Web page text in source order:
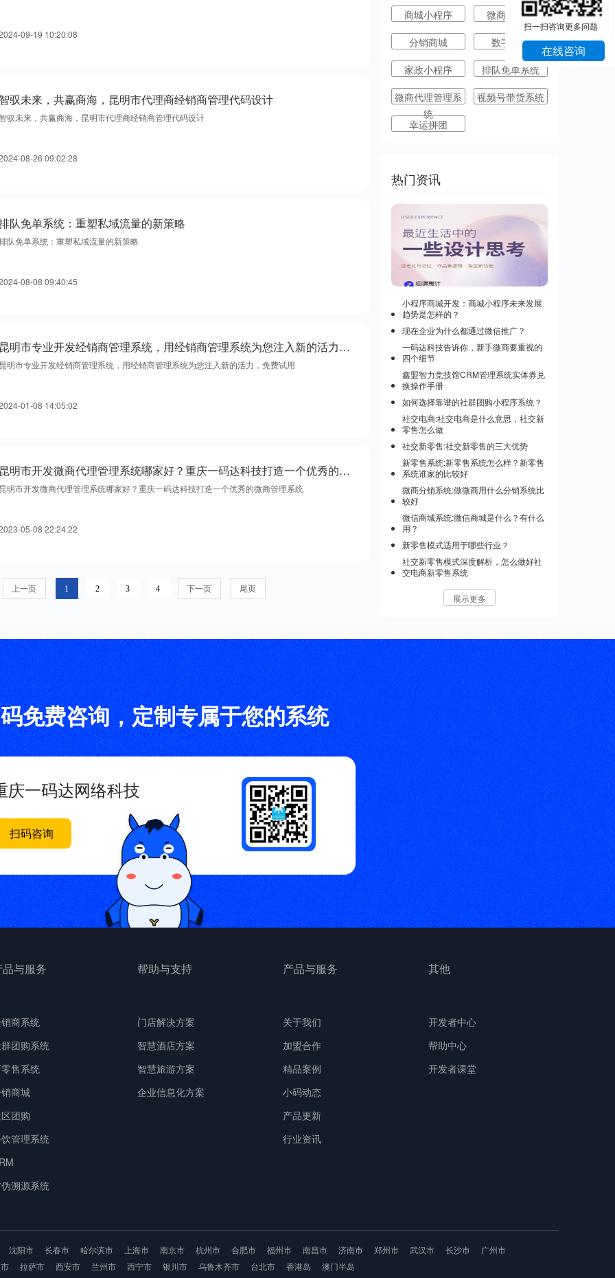
09-19 10:20:08
驭未来，共赢商海，昆明市代理商经销商管理代码设计
驭未来，共赢商海，昆明市代理商经销商管理代码设计
08-26 09:02:28
队免单系统：重塑私域流量的新策略
队免单系统：重塑私域流量的新策略
08-08 09:40:45
昆明市专业开发经销商管理系统，用经销商管理系统为您注入新的活力，免费试用
明市专业开发经销商管理系统，用经销商管理系统为您注入新的活力，免费试用
01-08 14:05:02
昆明市开发微商代理管理系统哪家好？重庆一码达科技打造一个优秀的微商管理系统
明市开发微商代理管理系统哪家好？重庆一码达科技打造一个优秀的微商管理系统
05-08 22:24:22
上一页 1 2 3 4 下一页 尾页
商城小程序
微商小程序
分销商城
数字云旅
家政小程序
排队免单系统
微商代理管理系
统
视频号带货系统
幸运拼团
热门资讯
小程序商城开发：商城小程序未来发展
趋势是怎样的？
现在企业为什么都通过微信推广？
一码达科技告诉你，新手微商要重视的
四个细节
鑫盟智力竞技馆CRM管理系统实体券兑
换操作手册
如何选择靠谱的社群团购小程序系统？
社交电商:社交电商是什么意思，社交新
零售怎么做
社交新零售:社交新零售的三大优势
新零售系统:新零售系统怎么样？新零售
系统谁家的比较好
微商分销系统:做微商用什么分销系统比
较好
微信商城系统:微信商城是什么？有什么
用？
新零售模式适用于哪些行业？
社交新零售模式深度解析，怎么做好社
交电商新零售系统
展示更多
免费咨询，定制专属于您的系统
庆一码达网络科技
扫码咨询
与服务
商系统
团购系统
售系统
商城
团购
管理系统
溯源系统
帮助与支持
门店解决方案
智慧酒店方案
智慧旅游方案
企业信息化方案
产品与服务
关于我们
加盟合作
精品案例
小码动态
产品更新
行业资讯
其他
开发者中心
帮助中心
开发者课堂
沈阳市 长春市 哈尔滨市 上海市 南京市 杭州市 合肥市 福州市 南昌市 济南市 郑州市 武汉市 长沙市
广州市
拉萨市 西安市 兰州市 西宁市 银川市 乌鲁木齐市 台北市 香港岛 澳门半岛
扫一扫咨询更多问题
在线咨询